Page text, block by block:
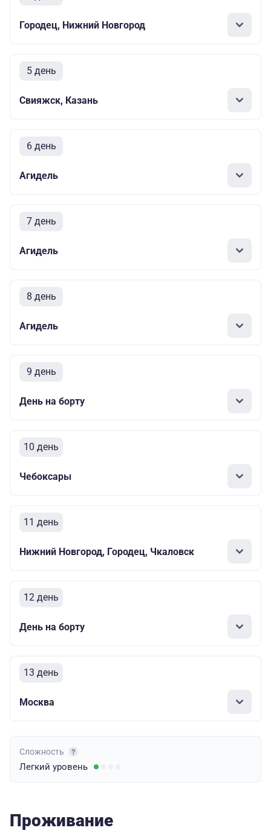
Городец, Нижний Новгород
5 день
Свияжск, Казань
6 день
Агидель
7 день
Агидель
8 день
Агидель
9 день
День на борту
10 день
Чебоксары
11 день
Нижний Новгород, Городец, Чкаловск
12 день
День на борту
13 день
Москва
Сложность
Легкий уровень
Проживание